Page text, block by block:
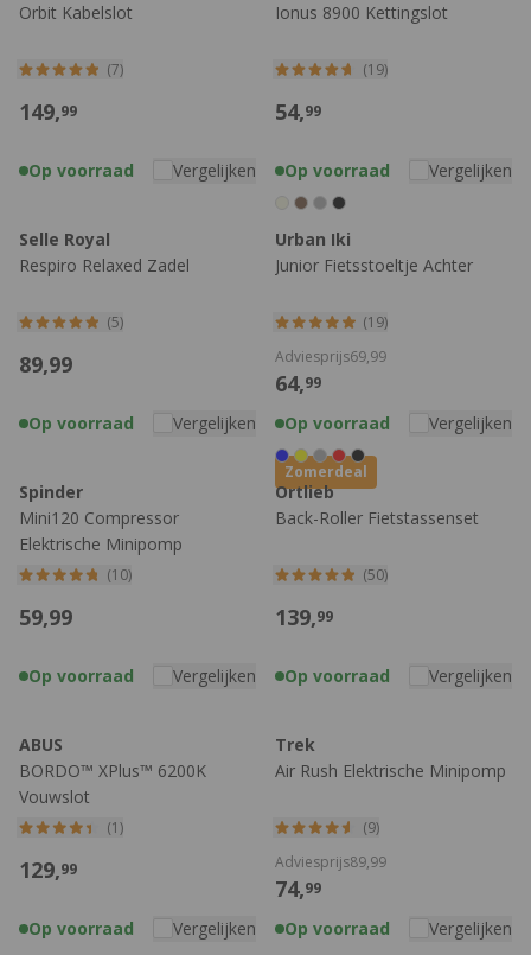
Orbit Kabelslot
(7)
149,99
Op voorraad Vergelijken
Ionus 8900 Kettingslot
(19)
54,99
Op voorraad Vergelijken
Selle Royal
Respiro Relaxed Zadel
(5)
89,99
Op voorraad Vergelijken
Urban Iki
Junior Fietsstoeltje Achter
(19)
64,99
Adviesprijs69,99
Op voorraad Vergelijken
Spinder
Mini120 Compressor
Elektrische Minipomp
(10)
59,99
Op voorraad Vergelijken
Zomerdeal
Ortlieb
Back-Roller Fietstassenset
(50)
139,99
Op voorraad Vergelijken
ABUS
BORDO™ XPlus™ 6200K
Vouwslot
(1)
129,99
Op voorraad Vergelijken
Trek
Air Rush Elektrische Minipomp
(9)
74,99
Adviesprijs89,99
Op voorraad Vergelijken